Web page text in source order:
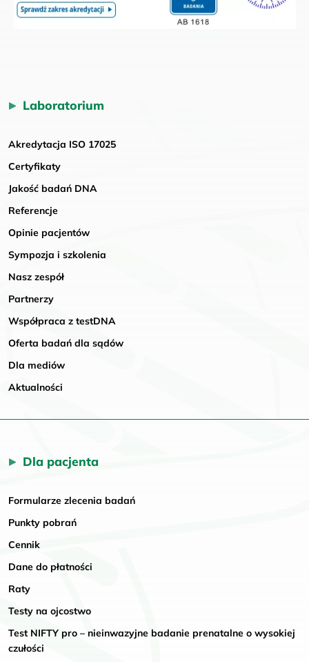
Laboratorium
Akredytacja ISO 17025
Certyfikaty
Jakość badań DNA
Referencje
Opinie pacjentów
Sympozja i szkolenia
Nasz zespół
Partnerzy
Współpraca z testDNA
Oferta badań dla sądów
Dla mediów
Aktualności
Dla pacjenta
Formularze zlecenia badań
Punkty pobrań
Cennik
Dane do płatności
Raty
Testy na ojcostwo
Test NIFTY pro – nieinwazyjne badanie prenatalne o wysokiej
czułości